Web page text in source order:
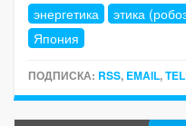
энергетика
этика
Япония
ПОДПИСКА: RSS, EMAIL,